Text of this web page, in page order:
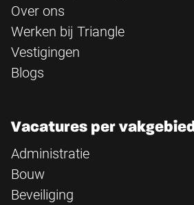
Over ons
Werken bij Triangle
Vestigingen
Blogs
Vacatures per vakgebied
Administratie
Bouw
Beveiliging